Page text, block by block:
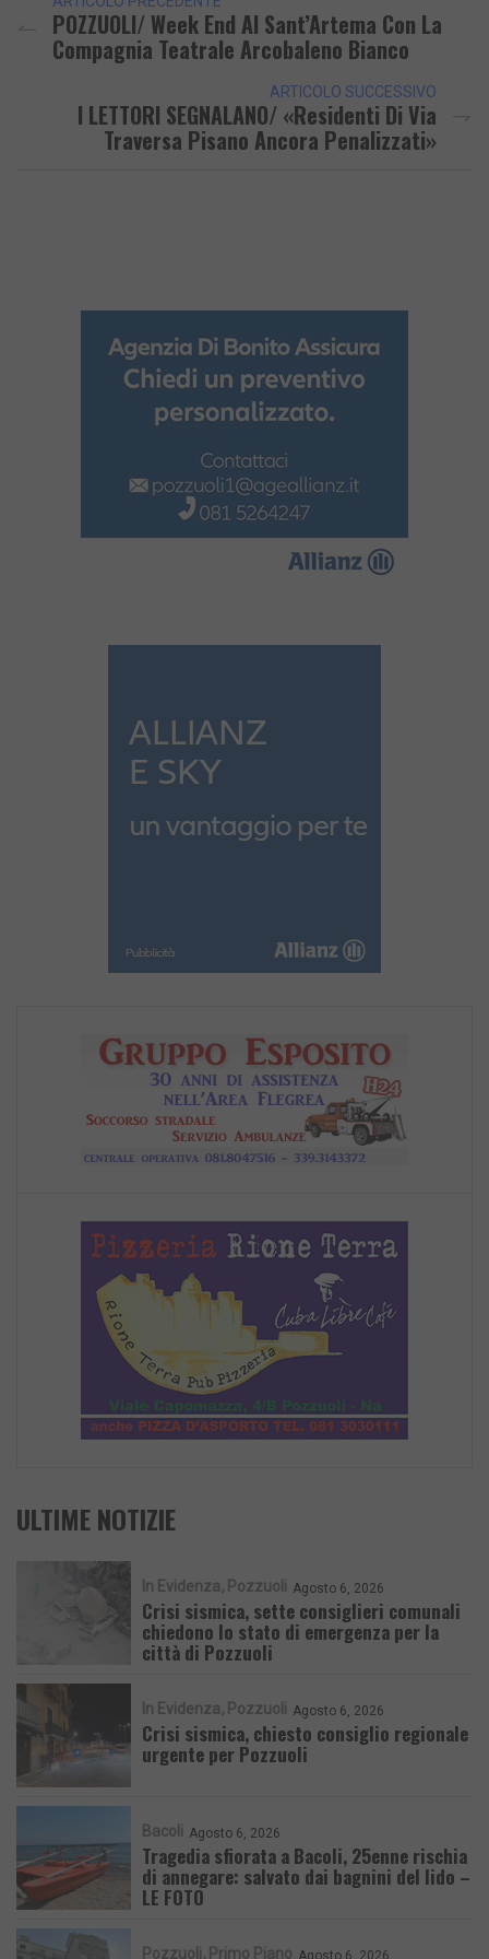
POZZUOLI/ Week End Al Sant’Artema Con La
Compagnia Teatrale Arcobaleno Bianco
ARTICOLO SUCCESSIVO
I LETTORI SEGNALANO/ «Residenti Di Via
Traversa Pisano Ancora Penalizzati»
ULTIME NOTIZIE
In Evidenza Pozzuoli Agosto 6, 2026
Crisi sismica, sette consiglieri comunali
chiedono lo stato di emergenza per la
città di Pozzuoli
In Evidenza Pozzuoli Agosto 6, 2026
Crisi sismica, chiesto consiglio regionale
urgente per Pozzuoli
Bacoli Agosto 6, 2026
Tragedia sfiorata a Bacoli, 25enne rischia
di annegare: salvato dai bagnini del lido –
LE FOTO
Pozzuoli Primo Piano Agosto 6, 2026